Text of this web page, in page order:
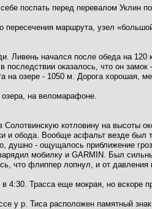
поспать перед перевалом Уклин
пересечения маршрута, узел
Ливень начался после обеда на
последствии оказалось, что он
на озере - 1050 м. Дорога хорошая,
на веломарафоне.
Солотвинскую котловину на
и обода. Вообще асфальт везде был
душно - ощущалось приближение
мобилку и GARMIN. Был
что флиппер лопнул, и от давления
4:30. Трасса еще мокрая, но вскоре
у р. Тиса расположен памятный